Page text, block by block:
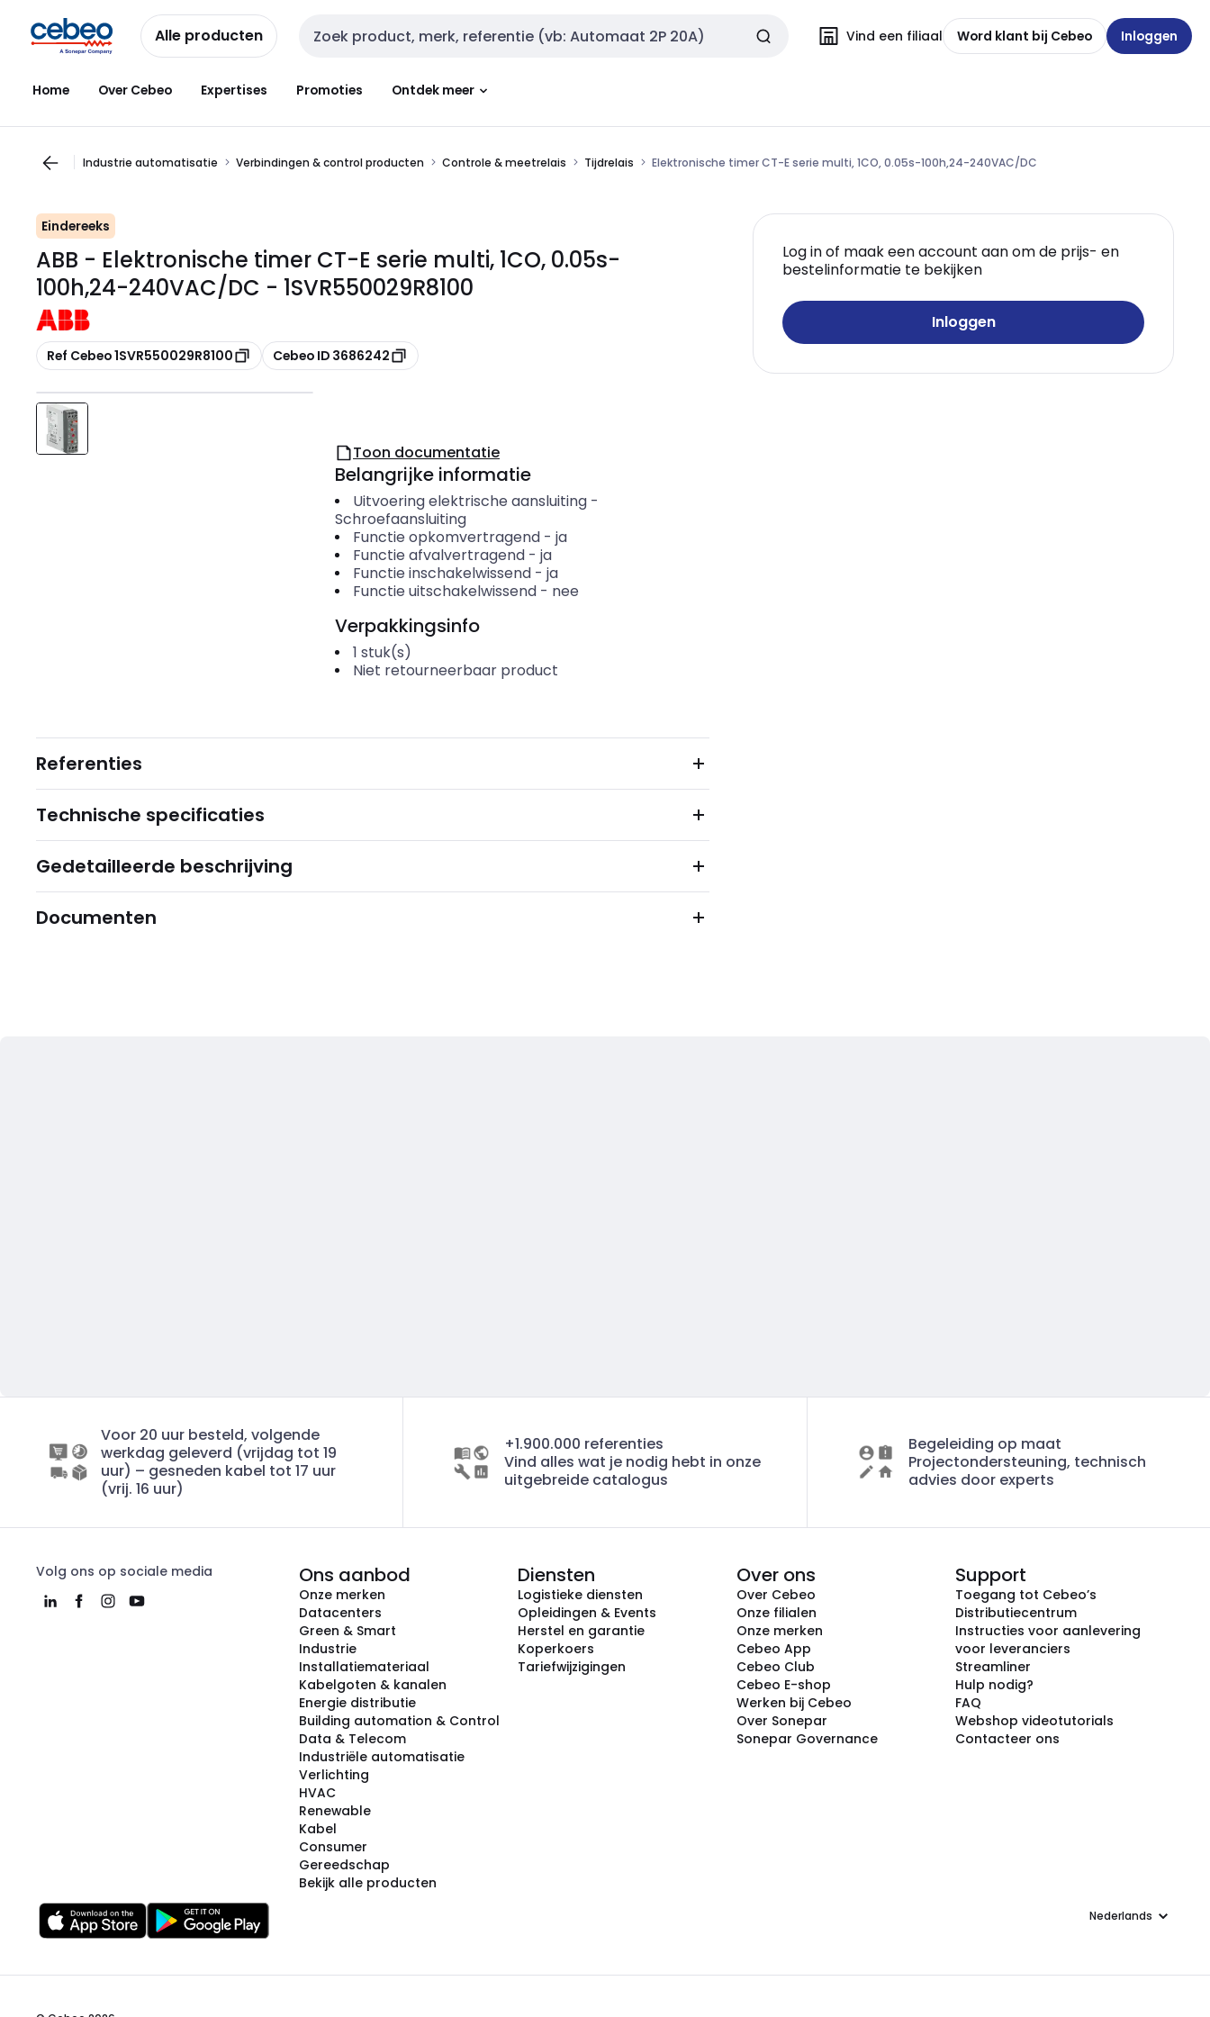
naar
navigatie
naar
inhoud
Alle producten Zoekveld invoer Vind een filiaal Word klant bij Cebeo Inloggen
Home Over Cebeo Expertises Promoties Ontdek meer
Industrie automatisatie Verbindingen & control producten Controle & meetrelais Tijdrelais Elektronische timer CT-E serie multi, 1CO, 0.05s-100h,24-240VAC/DC
Eindereeks
ABB - Elektronische timer CT-E serie multi, 1CO, 0.05s-
100h,24-240VAC/DC - 1SVR550029R8100
Kopiëren
Ref Cebeo 1SVR550029R8100 Kopiëren
Cebeo ID 3686242
Log in of maak een account aan om de prijs- en
bestelinformatie te bekijken
Inloggen
Toon documentatie
Belangrijke informatie
Uitvoering elektrische aansluiting-
Schroefaansluiting
Functie opkomvertragend- ja
Functie afvalvertragend- ja
Functie inschakelwissend- ja
Functie uitschakelwissend- nee
Verpakkingsinfo
1 stuk(s)
Niet retourneerbaar product
Referenties
Technische specificaties
Gedetailleerde beschrijving
Documenten
Voor 20 uur besteld, volgende
werkdag geleverd (vrijdag tot 19
uur) – gesneden kabel tot 17 uur
(vrij. 16 uur)
+1.900.000 referenties
Vind alles wat je nodig hebt in onze
uitgebreide catalogus
Begeleiding op maat
Projectondersteuning, technisch
advies door experts
Volg ons op sociale media Ons aanbod
Onze merken
Datacenters
Green & Smart
Industrie
Installatiemateriaal
Kabelgoten & kanalen
Energie distributie
Building automation & Control
Data & Telecom
Industriële automatisatie
Verlichting
HVAC
Renewable
Kabel
Consumer
Gereedschap
Bekijk alle producten
Diensten
Logistieke diensten
Opleidingen & Events
Herstel en garantie
Koperkoers
Tariefwijzigingen
Over ons
Over Cebeo
Onze filialen
Onze merken
Cebeo App
Cebeo Club
Cebeo E-shop
Werken bij Cebeo
Over Sonepar
Sonepar Governance
Support
Toegang tot Cebeo’s
Distributiecentrum
Instructies voor aanlevering
voor leveranciers
Streamliner
Hulp nodig?
FAQ
Webshop videotutorials
Contacteer ons
Taal